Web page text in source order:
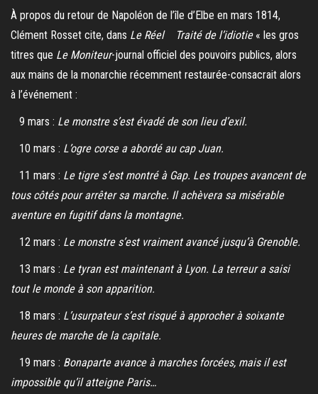
À propos du retour de Napoléon de l’île d’Elbe en mars 1814,
Clément Rosset cite, dans Le Réel Traité de l’idiotie « les gros
titres que Le Moniteur-journal officiel des pouvoirs publics, alors
aux mains de la monarchie récemment restaurée-consacrait alors
à l’événement :
9 mars : Le monstre s’est évadé de son lieu d’exil.
10 mars : L’ogre corse a abordé au cap Juan.
11 mars : Le tigre s’est montré à Gap. Les troupes avancent de
tous côtés pour arrêter sa marche. Il achèvera sa misérable
aventure en fugitif dans la montagne.
12 mars : Le monstre s’est vraiment avancé jusqu’à Grenoble.
13 mars : Le tyran est maintenant à Lyon. La terreur a saisi
tout le monde à son apparition.
18 mars : L’usurpateur s’est risqué à approcher à soixante
heures de marche de la capitale.
19 mars : Bonaparte avance à marches forcées, mais il est
impossible qu’il atteigne Paris…